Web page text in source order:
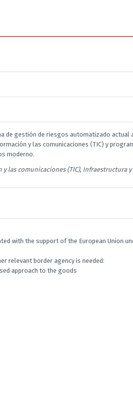
de gestión de riesgos automatizado actual
y las comunicaciones (TIC) y
moderno.
y las comunicaciones (TIC), Infraestructura
with the support of the European Union
relevant border agency is needed:
approach to the goods